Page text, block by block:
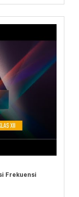
Frekuensi